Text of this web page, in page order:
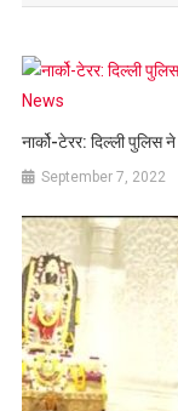
नार्को-टेरर: दिल्ली
September 7, 2022